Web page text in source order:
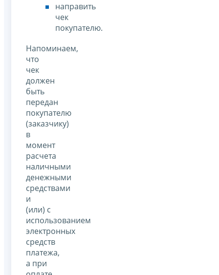
направить
чек
покупателю.
Напоминаем,
что
чек
должен
быть
передан
покупателю
(заказчику)
в
момент
расчета
наличными
денежными
средствами
и
(или) с
использованием
электронных
средств
платежа,
а при